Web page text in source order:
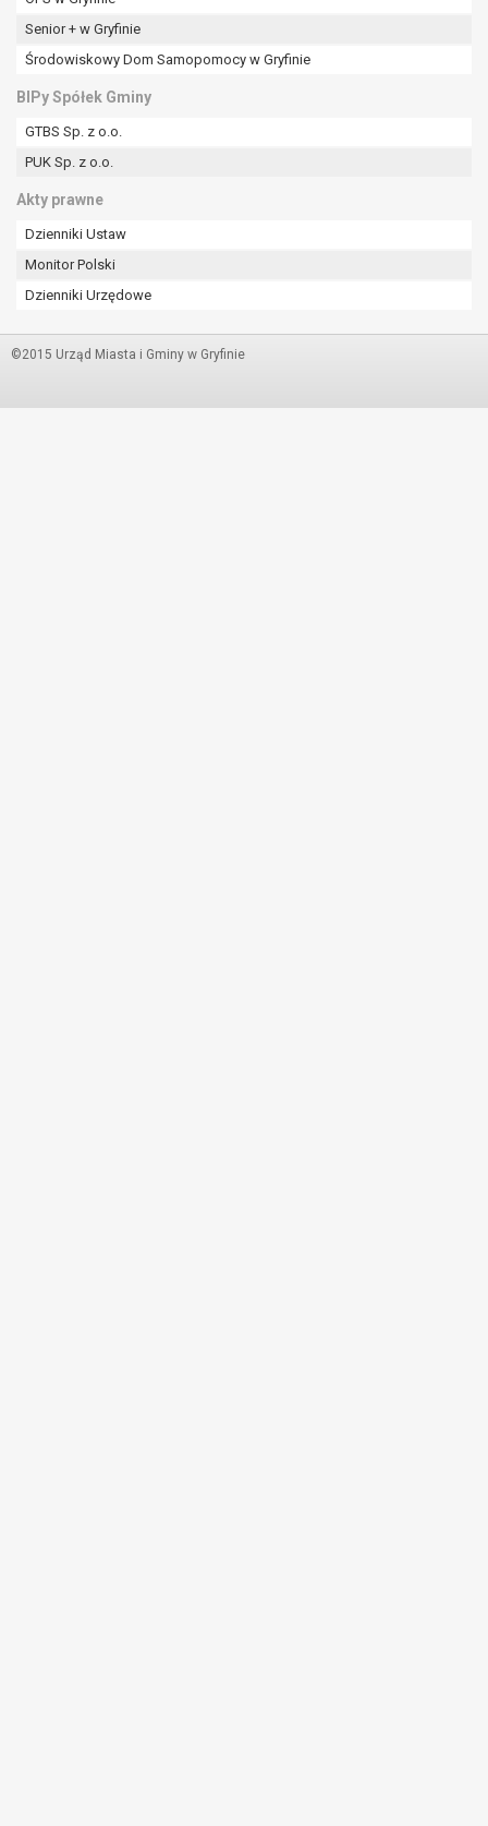
Senior + w Gryfinie
Środowiskowy Dom Samopomocy w Gryfinie
BIPy Spółek Gminy
GTBS Sp. z o.o.
PUK Sp. z o.o.
Akty prawne
Dzienniki Ustaw
Monitor Polski
Dzienniki Urzędowe
©2015 Urząd Miasta i Gminy w Gryfinie